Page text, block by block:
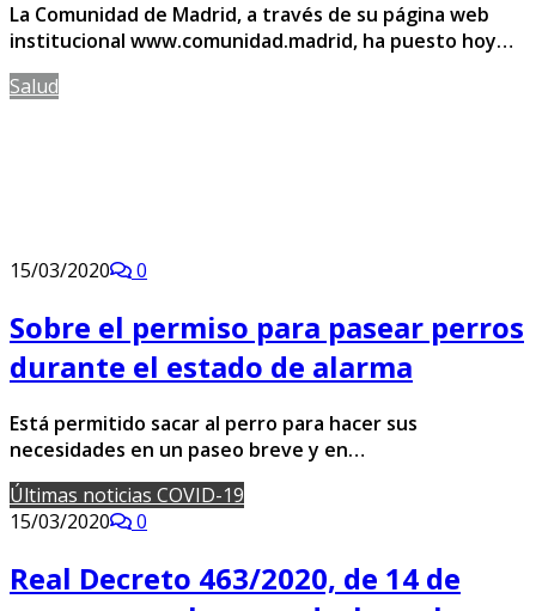
La Comunidad de Madrid, a través de su página web
institucional www.comunidad.madrid, ha puesto hoy…
Salud
15/03/2020 0
Sobre el permiso para pasear perros
durante el estado de alarma
Está permitido sacar al perro para hacer sus
necesidades en un paseo breve y en…
Últimas noticias COVID-19
15/03/2020
0
Real Decreto 463/2020, de 14 de